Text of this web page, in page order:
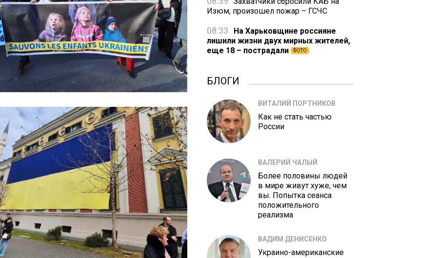
Изюм, произошел пожар – ГСЧС
08:33
На Харьковщине россияне
лишили жизни двух мирных жителей,
еще 18 – пострадали
ФОТО
БЛОГИ
ВИТАЛИЙ ПОРТНИКОВ
Как не стать частью
России
ВАЛЕРИЙ ЧАЛЫЙ
Более половины людей
в мире живут хуже, чем
вы. Попытка сеанса
положительного
реализма
ВАДИМ ДЕНИСЕНКО
Украино-американские